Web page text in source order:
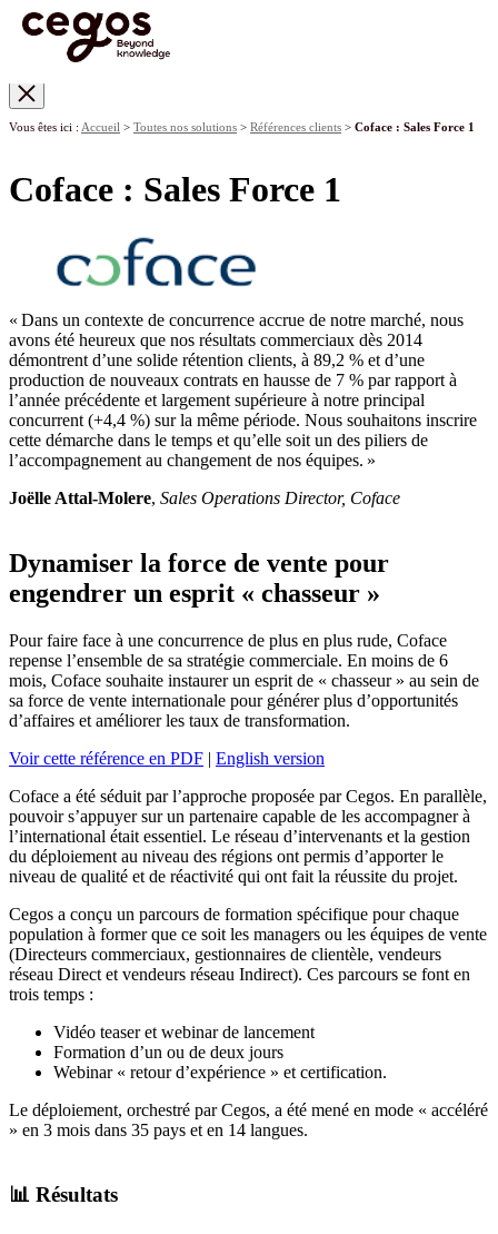
Vous êtes ici : Accueil > Toutes nos solutions > Références clients > Coface : Sales Force 1
Coface : Sales Force 1
« Dans un contexte de concurrence accrue de notre marché, nous
avons été heureux que nos résultats commerciaux dès 2014
démontrent d’une solide rétention clients, à 89,2 % et d’une
production de nouveaux contrats en hausse de 7 % par rapport à
l’année précédente et largement supérieure à notre principal
concurrent (+4,4 %) sur la même période. Nous souhaitons inscrire
cette démarche dans le temps et qu’elle soit un des piliers de
l’accompagnement au changement de nos équipes. »
Joëlle Attal-Molere, Sales Operations Director, Coface
Dynamiser la force de vente pour
engendrer un esprit « chasseur »
Pour faire face à une concurrence de plus en plus rude, Coface
repense l’ensemble de sa stratégie commerciale. En moins de 6
mois, Coface souhaite instaurer un esprit de « chasseur » au sein de
sa force de vente internationale pour générer plus d’opportunités
d’affaires et améliorer les taux de transformation.
Voir cette référence en PDF | English version
Coface a été séduit par l’approche proposée par Cegos. En parallèle,
pouvoir s’appuyer sur un partenaire capable de les accompagner à
l’international était essentiel. Le réseau d’intervenants et la gestion
du déploiement au niveau des régions ont permis d’apporter le
niveau de qualité et de réactivité qui ont fait la réussite du projet.
Cegos a conçu un parcours de formation spécifique pour chaque
population à former que ce soit les managers ou les équipes de vente
(Directeurs commerciaux, gestionnaires de clientèle, vendeurs
réseau Direct et vendeurs réseau Indirect). Ces parcours se font en
trois temps :
Vidéo teaser et webinar de lancement
Formation d’un ou de deux jours
Webinar « retour d’expérience » et certification.
Le déploiement, orchestré par Cegos, a été mené en mode « accéléré
» en 3 mois dans 35 pays et en 14 langues.
📊 Résultats